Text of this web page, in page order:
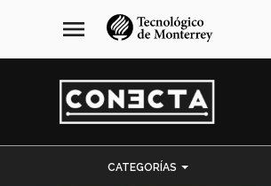
navegación
principal
menu
CATEGORÍAS